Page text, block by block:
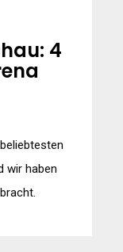
4
wir haben